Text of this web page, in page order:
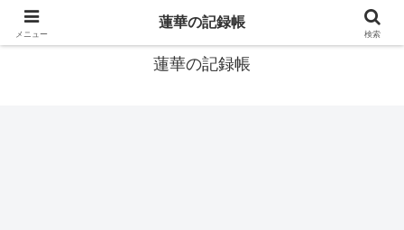
窓際社員の現役SEによるゲーム攻略、IT関連のメモです
蓮華の記録帳
メニュー
蓮華の記録帳
検索